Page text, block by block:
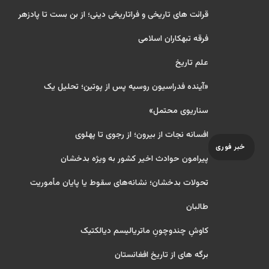
خبر فوری
قرائت های تاریخی و فراتاریخی دینی؛ از بن بست تا پادزهر
فرقه تبهکاران اسلامی
علم تاریخ
«آینده فدراسیون روسیه پس از پوتین؛ تحلیل یک
سناریوی محتمل»
افسانه نجات از بیرون؛ از رجوی تا پهلوی
پیرامون حوادث اخیر کشور به ویژه بدخشان
تحولات بدخشان؛ نشانه‌های سقوط یا پایان مأموریت
طالبان
کاوشِ چندو‌چونِ ماتریالیسم دیالکتیک
برگه های از تاریخ افغانستان